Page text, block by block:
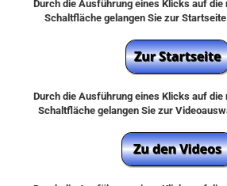
Durch die Ausführung eines Klicks auf die
Schaltfläche gelangen Sie zur
Durch die Ausführung eines Klicks auf die
Schaltfläche gelangen Sie zur